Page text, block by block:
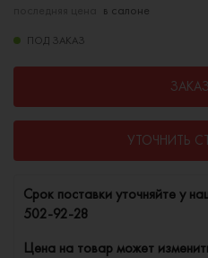
в салоне
ПОД ЗАКАЗ
УТОЧНИТЬ
Cрок поставки уточняйте у
502-92-28
Цена на товар может